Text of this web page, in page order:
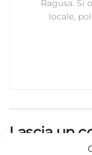
Ragusa. Si
locale,
Lascia un